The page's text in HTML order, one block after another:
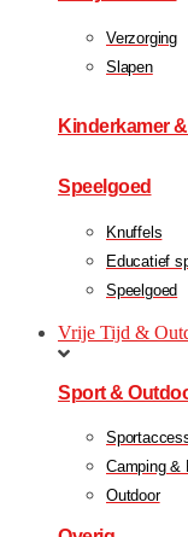
Verzorging
Slapen
Kinderkamer
Speelgoed
Knuffels
Educatief
Speelgoed
Vrije Tijd &
Sport &
Camping &
Outdoor